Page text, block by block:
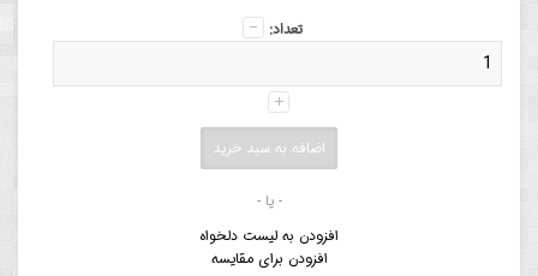
تعداد:
- یا -
افزودن به لیست دلخواه
افزودن برای مقایسه